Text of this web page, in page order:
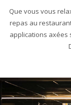
Que vous vous
repas au
applications axées